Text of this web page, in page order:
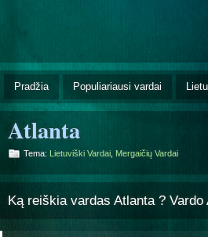
Pradžia Populiariausi vardai
Atlanta
Tema: Lietuviški Vardai Mergaičių Vardai
Ką reiškia vardas Atlanta ? Vardo